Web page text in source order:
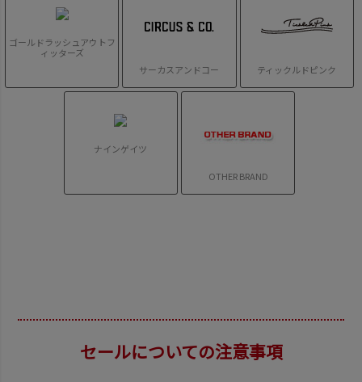
ゴールドラッシュアウトフ
ィッターズ
サーカスアンドコー
ティックルドピンク
ナインゲイツ
OTHER BRAND
セールについての注意事項